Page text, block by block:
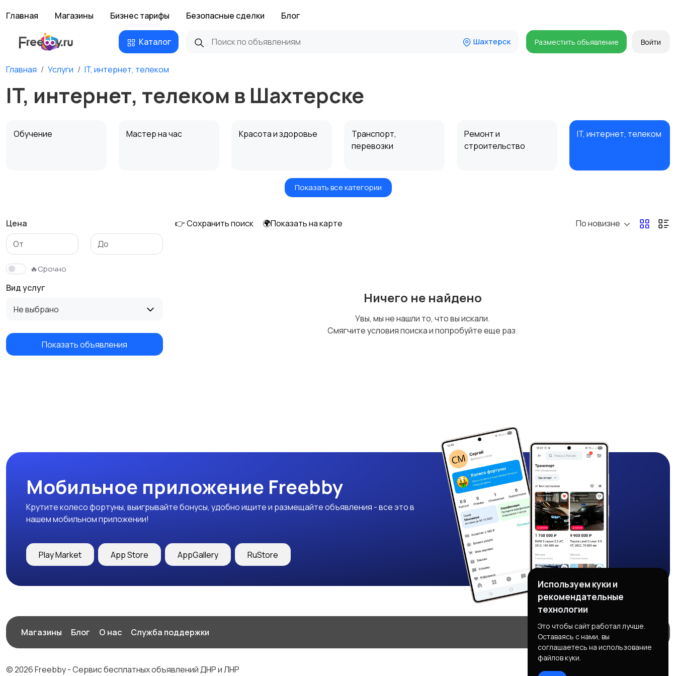
Главная Магазины Бизнес тарифы Безопасные сделки Блог
Каталог Шахтерск Разместить объявление Войти
Главная Услуги IT, интернет, телеком
IT, интернет, телеком в Шахтерске
Обучение Мастер на час Красота и здоровье
Транспорт,
перевозки
Ремонт и
строительство
IT, интернет, телеком
Ремонт техники
Изготовление на
заказ
Продукты питания и
Показать все категории
Цена
🔥Срочно
Вид услуг
Не выбрано
Показать объявления
👉 Сохранить поиск 🌍Показать на карте По новизне
Ничего не найдено
Увы, мы не нашли то, что вы искали.
Смягчите условия поиска и попробуйте еще раз.
Мобильное приложение Freebby
Крутите колесо фортуны, выигрывайте бонусы, удобно ищите и размещайте объявления - все это в
нашем мобильном приложении!
Play Market App Store AppGallery RuStore
Магазины Блог О нас Служба поддержки
© 2026 Freebby - Сервис бесплатных объявлений ДНР и ЛНР
Используем куки и
рекомендательные
технологии
Это чтобы сайт работал лучше.
Оставаясь с нами, вы
соглашаетесь на использование
файлов куки.